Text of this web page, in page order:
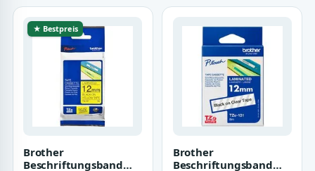
★ Bestpreis
Brother
Beschriftungsband
Brother
Beschriftungsband